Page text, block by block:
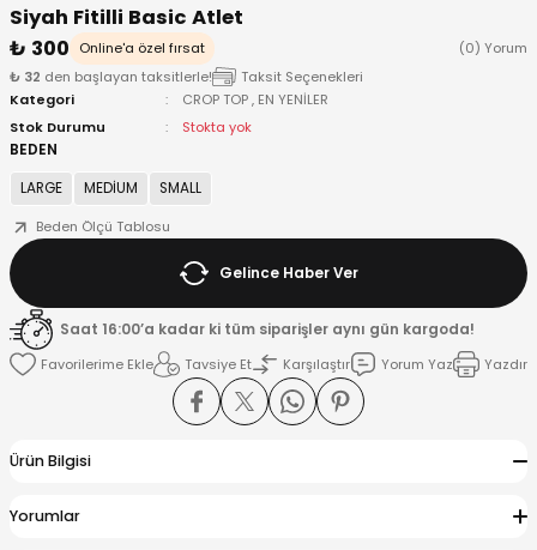
Siyah Fitilli Basic Atlet
₺ 300
Online'a özel fırsat
(0) Yorum
₺ 32 den başlayan taksitlerle!
Taksit Seçenekleri
Kategori
CROP TOP , EN YENİLER
Stok Durumu
Stokta yok
BEDEN
LARGE
MEDİUM
SMALL
Beden Ölçü Tablosu
Gelince Haber Ver
Saat 16:00’a kadar ki tüm siparişler aynı gün kargoda!
Tavsiye Et
Karşılaştır Yorum Yaz Yazdır
Ürün Bilgisi
Yorumlar